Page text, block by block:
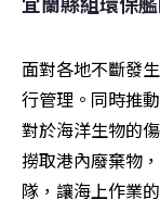
面對各地不斷發
行管理。同時推
對於海洋生物的
撈取港內廢棄物
隊，讓海上作業